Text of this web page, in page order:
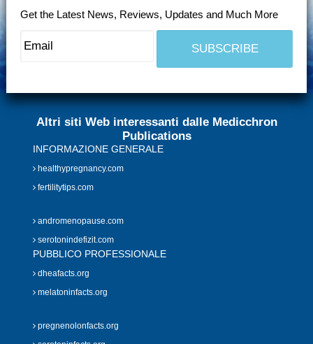
Get the Latest News, Reviews, Updates and Much More
Altri siti Web interessanti dalle Medicchron
Publications
INFORMAZIONE GENERALE
healthypregnancy.com
fertilitytips.com
andromenopause.com
serotonindefizit.com
PUBBLICO PROFESSIONALE
dheafacts.org
melatoninfacts.org
pregnenolonfacts.org